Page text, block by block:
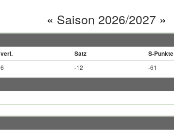
« Saison 2026/2027 »
verl. Satz S-Punkte
6 -12 -61